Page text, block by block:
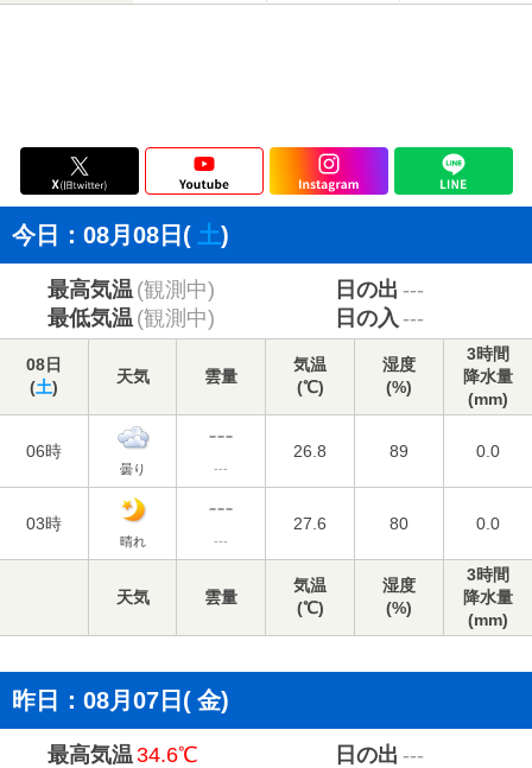
今日：08月08日( 土)
最高気温 (観測中) 日の出 ---
最低気温 (観測中) 日の入 ---
08日
(土)
天気 雲量
気温
(℃)
湿度
(%)
3時間
降水量
(mm)
06時
曇り ---
26.8 89 0.0
03時
晴れ ---
27.6 80 0.0
天気 雲量
気温
(℃)
湿度
(%)
3時間
降水量
(mm)
昨日：08月07日( 金)
最高気温34.6℃ 日の出 ---